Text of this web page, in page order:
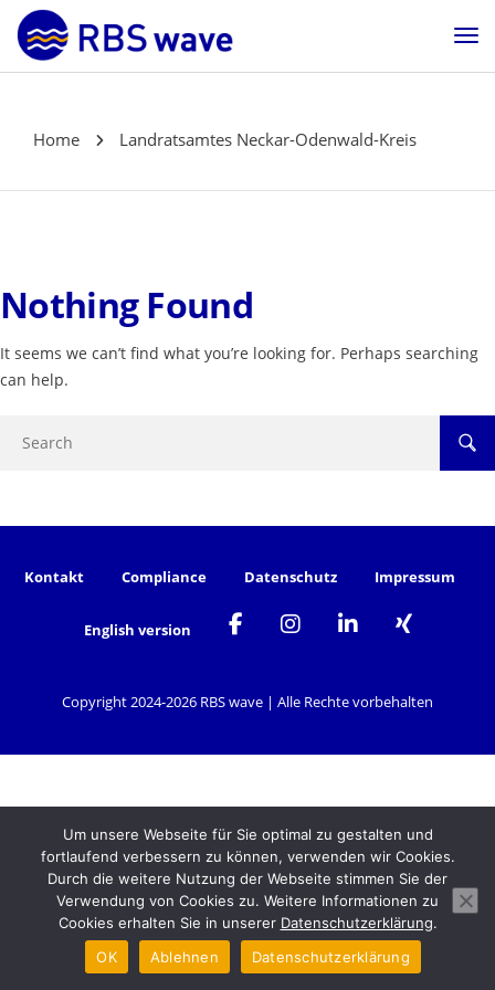
Home Landratsamtes Neckar-Odenwald-Kreis
Nothing Found
It seems we can’t find what you’re looking for. Perhaps searching
can help.
Kontakt Compliance Datenschutz Impressum
English version
Copyright 2024-2026 RBS wave | Alle Rechte vorbehalten
Um unsere Webseite für Sie optimal zu gestalten und
fortlaufend verbessern zu können, verwenden wir Cookies.
Durch die weitere Nutzung der Webseite stimmen Sie der
Verwendung von Cookies zu. Weitere Informationen zu
Cookies erhalten Sie in unserer Datenschutzerklärung.
OK
Ablehnen Datenschutzerklärung